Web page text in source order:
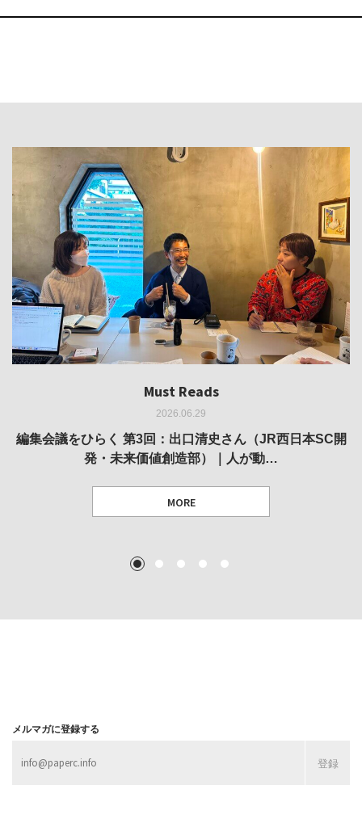
Must Reads
2026.06.29
編集会議をひらく 第3回：出口清史さん（JR西日本SC開
発・未来価値創造部）｜人が動…
MORE
Must Reads
2026.05.14
REVIEW｜果たして美術家・梅津庸一は、「大阪のゆかり
作家」となることができたのか…
Must Reads
2026.03.11
REPORT｜博覧会の残像
MORE
Must Reads
2026.02.25
REVIEW｜菊池聡太朗 個展「余りの風景」
MORE
Must Reads
2025.10.01
REVIEW｜生の存在証明としての線——「ライフライン」
展
1 2 3 4 5
メルマガに登録する